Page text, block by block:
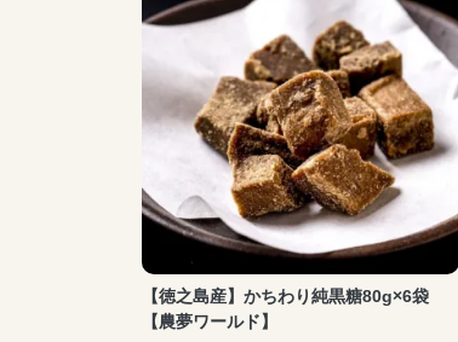
【徳之島産】かちわり純黒糖80g×6袋
【農夢ワールド】